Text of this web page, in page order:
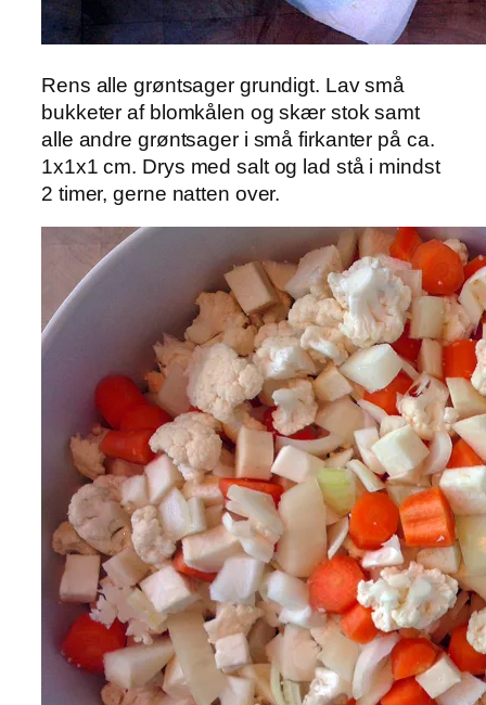
Rens alle grøntsager grundigt. Lav små
bukketer af blomkålen og skær stok samt
alle andre grøntsager i små firkanter på ca.
1x1x1 cm. Drys med salt og lad stå i mindst
2 timer, gerne natten over.